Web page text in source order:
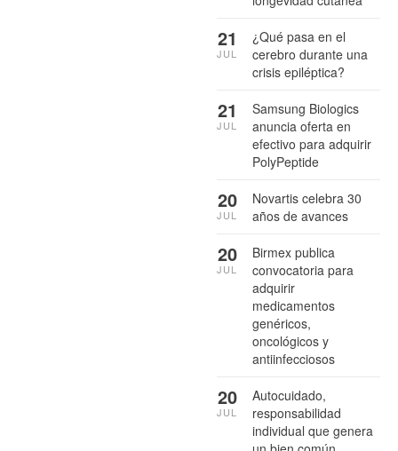
¿Qué pasa en el
cerebro durante una
crisis epiléptica?
21
JUL
Samsung Biologics
anuncia oferta en
efectivo para adquirir
PolyPeptide
21
JUL
Novartis celebra 30
años de avances
20
JUL
Birmex publica
convocatoria para
adquirir
medicamentos
genéricos,
oncológicos y
antiinfecciosos
20
JUL
Autocuidado,
responsabilidad
individual que genera
20
JUL